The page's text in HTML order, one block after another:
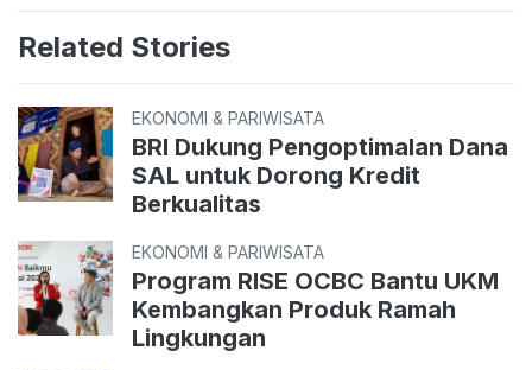
Related Stories
EKONOMI & PARIWISATA
BRI Dukung Pengoptimalan Dana
SAL untuk Dorong Kredit
Berkualitas
EKONOMI & PARIWISATA
Program RISE OCBC Bantu UKM
Kembangkan Produk Ramah
Lingkungan